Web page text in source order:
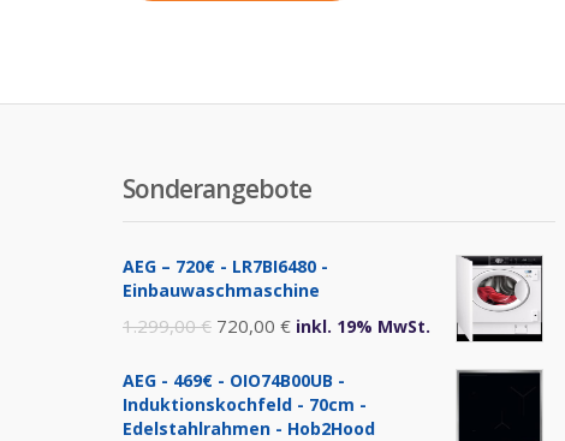
Sonderangebote
AEG – 720€ - LR7BI6480 -
Einbauwaschmaschine
1.299,00€ Ursprünglicher
war:
1.299,00 €
720,00 €Aktueller
ist:
720,00 €.
inkl. 19% MwSt.
AEG - 469€ - OIO74B00UB -
Induktionskochfeld - 70cm -
Edelstahlrahmen - Hob2Hood